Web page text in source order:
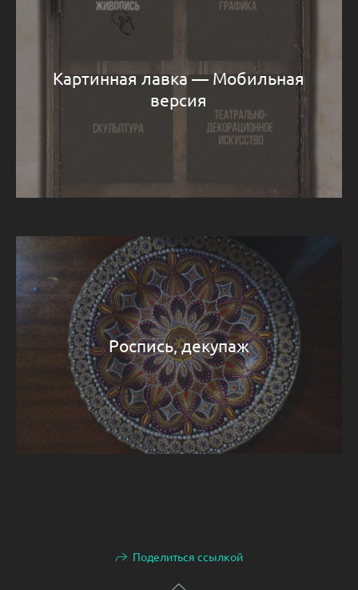
Картинная лавка — Мобильная
версия
Роспись, декупаж
Поделиться ссылкой